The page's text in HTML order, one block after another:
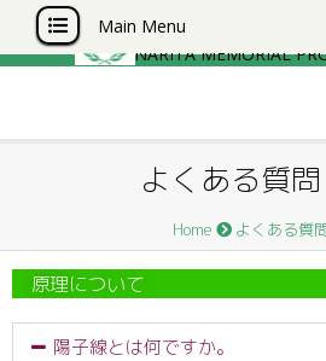
Main Menu成田記念陽子
NARITA MEMORIAL
よくある質
Home よくある質
原理について
陽子線とは何ですか。